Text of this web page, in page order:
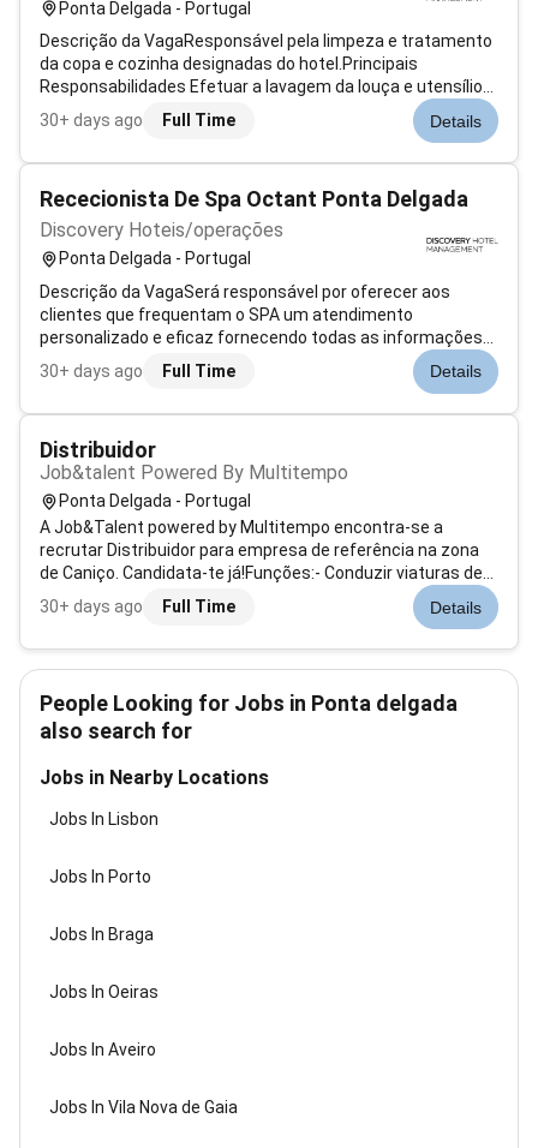
Ponta Delgada - Portugal
Descrição da VagaResponsável pela limpeza e tratamento
da copa e cozinha designadas do hotel.Principais
Responsabilidades Efetuar a lavagem da louça e utensílios
de cozinha; Efetuar a limpeza dos materiais e locais de
produção; Promover a limpeza higienização e conservação
30+ days ago Full Time Details
Rececionista De Spa Octant Ponta Delgada
Discovery Hoteis/operações
Ponta Delgada - Portugal
Descrição da VagaSerá responsável por oferecer aos
clientes que frequentam o SPA um atendimento
personalizado e eficaz fornecendo todas as informações
necessárias sobre os serviços atividades e tratamentos
do SPA garantindo-lhes os mais altos padrões de
30+ days ago Full Time Details
Distribuidor
Job&talent Powered By Multitempo
Ponta Delgada - Portugal
A Job&Talent powered by Multitempo encontra-se a
recrutar Distribuidor para empresa de referência na zona
de Caniço. Candidata-te já!Funções:- Conduzir viaturas de
distribuição;- Manusear carga de peso variável;- Conferir a
carga destinada à sua rota diária através de mapas de
30+ days ago Full Time Details
People Looking for Jobs in Ponta delgada
also search for
Jobs in Nearby Locations
Jobs In Lisbon
Jobs In Porto
Jobs In Braga
Jobs In Oeiras
Jobs In Aveiro
Jobs In Vila Nova de Gaia